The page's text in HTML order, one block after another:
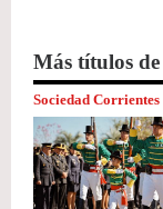
Más títulos de
Sociedad Corrientes